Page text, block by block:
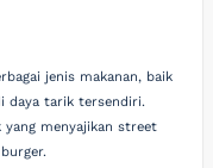
jenis makanan, baik
daya tarik tersendiri.
yang menyajikan street